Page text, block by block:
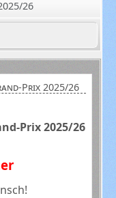
26
Prix 2025/26
Prix 2025/26